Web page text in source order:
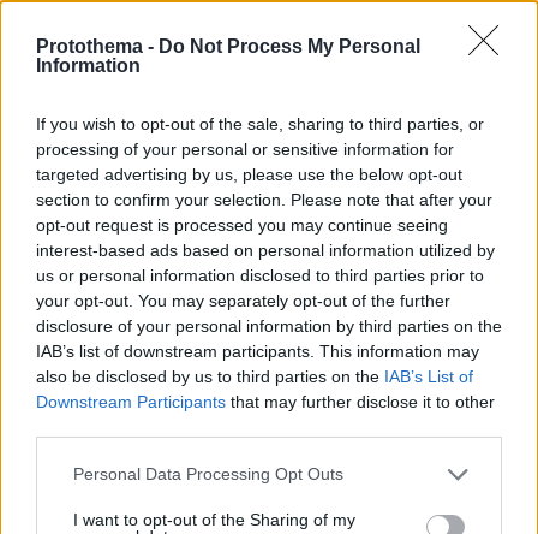
Protothema - Do Not Process My Personal
Information
If you wish to opt-out of the sale, sharing to third parties, or
processing of your personal or sensitive information for
targeted advertising by us, please use the below opt-out
section to confirm your selection. Please note that after your
opt-out request is processed you may continue seeing
interest-based ads based on personal information utilized by
us or personal information disclosed to third parties prior to
your opt-out. You may separately opt-out of the further
disclosure of your personal information by third parties on the
IAB’s list of downstream participants. This information may
also be disclosed by us to third parties on the IAB’s List of
Downstream Participants that may further disclose it to other
Please note that this website/app uses one or more Google
not limited to your visit or usage behaviour. You may click to
Personal Data Processing Opt Outs
I want to opt-out of the Sharing of my
Θίασο «Θυμέλη»).
μαθητή του Παναγιώτη Μάργαρη τη
βραβευμένη σειρά Cafe de l’ art, στην οποία
διασκεύαζαν γνωστά τραγούδια από το
ελληνικό και διεθνές ρεπερτόριο, για δύο